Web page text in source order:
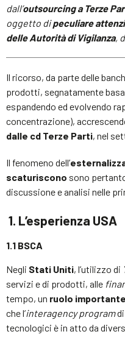
dall’outsourcing a Terze
oggetto dipeculiare
delle Autorità di Vigilanza,
Il ricorso, da parte delle
prodotti, segnatamente
espandendo ed evolvendo
concentrazione),
dalle cd Terze Parti, nel
Il fenomeno dell’
scaturiscono sono
discussione e analisi nelle
1. L’esperienza USA
1.1 BSCA
Negli Stati Uniti, l’utilizzo di
servizi e di prodotti, alle
tempo, un ruolo
che l’interagency program
tecnologici è in atto da